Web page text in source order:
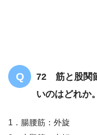
72 筋と股関
いのはどれか
1．腸腰筋：外旋